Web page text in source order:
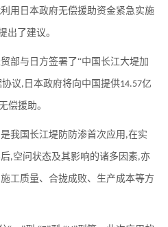
用日本政府无偿援助资金紧急实施
出了建议。
部与日方签署了“中国长江大堤加
议, 日本政府将向中国提供14.57亿
偿援助。
是我国长江堤防防渗首次应用 ,在实
,空问状态及其影响的诸多因素,亦
施工质量、合拢成败、生产成本等方